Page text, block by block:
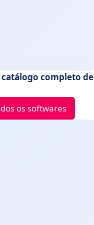
catálogo completo de
os softwares